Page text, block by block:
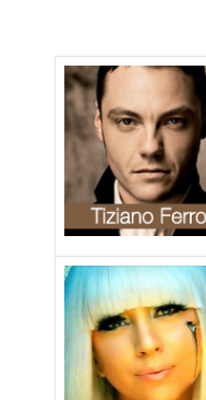
l’omofobia nel
calcio